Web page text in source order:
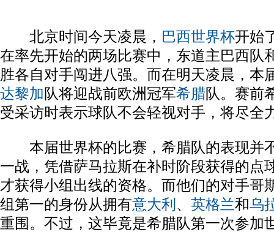
北京时间今天凌晨， 巴西世界杯开始
在率先开始的两场比赛中，东道主巴西队
胜各自对手闯进八强。而在明天凌晨，本
达黎加队将迎战前欧洲冠军希腊队。赛前
受采访时表示球队不会轻视对手，将尽全
本届世界杯的比赛，希腊队的表现并
一战，凭借萨马拉斯在补时阶段获得的点
才获得小组出线的资格。而他们的对手哥
组第一的身份从拥有意大利 、 英格兰和乌
重围。不过，这毕竟是希腊队第一次参加